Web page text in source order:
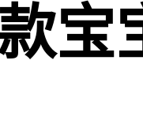
宝